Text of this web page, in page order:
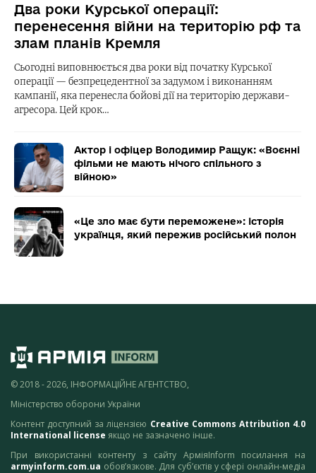
Два роки Курської операції:
перенесення війни на територію рф та
злам планів Кремля
Сьогодні виповнюється два роки від початку Курської
операції — безпрецедентної за задумом і виконанням
кампанії, яка перенесла бойові дії на територію держави-
агресора. Цей крок…
Актор і офіцер Володимир Ращук: «Воєнні
фільми не мають нічого спільного з
війною»
«Це зло має бути переможене»: історія
українця, який пережив російський полон
© 2018 - 2026, ІНФОРМАЦІЙНЕ АГЕНТСТВО,
Міністерство оборони України
Контент доступний за ліцензією Creative Commons Attribution 4.0
International license якщо не зазначено інше.
При використанні контенту з сайту АрміяInform посилання на
armyinform.com.ua обов’язкове. Для суб’єктів у сфері онлайн-медіа